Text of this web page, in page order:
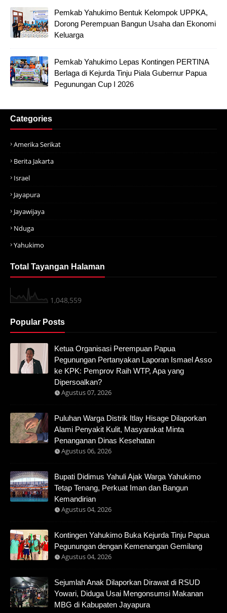
Pemkab Yahukimo Bentuk Kelompok UPPKA,
Dorong Perempuan Bangun Usaha dan Ekonomi
Keluarga
Pemkab Yahukimo Lepas Kontingen PERTINA
Berlaga di Kejurda Tinju Piala Gubernur Papua
Pegunungan Cup I 2026
Categories
Amerika Serikat
Berita Jakarta
Israel
Jayapura
Jayawijaya
Nduga
Yahukimo
Total Tayangan Halaman
1,048,559
Popular Posts
Ketua Organisasi Perempuan Papua
Pegunungan Pertanyakan Laporan Ismael Asso
ke KPK: Pemprov Raih WTP, Apa yang
Dipersoalkan?
Agustus 07, 2026
Puluhan Warga Distrik Itlay Hisage Dilaporkan
Alami Penyakit Kulit, Masyarakat Minta
Penanganan Dinas Kesehatan
Agustus 06, 2026
Bupati Didimus Yahuli Ajak Warga Yahukimo
Tetap Tenang, Perkuat Iman dan Bangun
Kemandirian
Agustus 04, 2026
Kontingen Yahukimo Buka Kejurda Tinju Papua
Pegunungan dengan Kemenangan Gemilang
Agustus 04, 2026
Sejumlah Anak Dilaporkan Dirawat di RSUD
Yowari, Diduga Usai Mengonsumsi Makanan
MBG di Kabupaten Jayapura